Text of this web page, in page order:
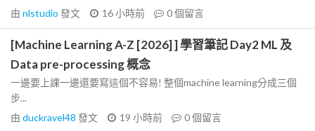
由 nlstudio 發文 16 小時前 0個留言
[Machine Learning A-Z [2026] ] 學習筆記 Day2 ML 及
Data pre-processing 概念
一邊要上課一邊還要寫這個不容易! 整個machine learning分成三個
步...
由 duckravel48 發文 19 小時前 0個留言